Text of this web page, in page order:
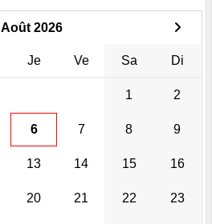
Août 2026
Je Ve Sa Di
1 2
6 7 8 9
13 14 15 16
20 21 22 23